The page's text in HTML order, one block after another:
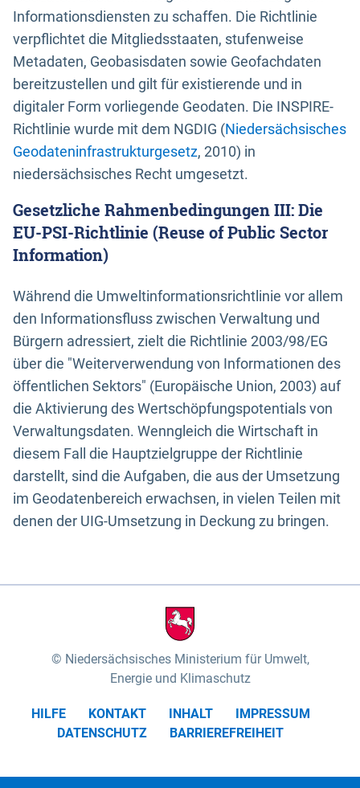
Informationsdiensten zu schaffen. Die Richtlinie
verpflichtet die Mitgliedsstaaten, stufenweise
Metadaten, Geobasisdaten sowie Geofachdaten
bereitzustellen und gilt für existierende und in
digitaler Form vorliegende Geodaten. Die INSPIRE-
Richtlinie wurde mit dem NGDIG (Niedersächsisches
Geodateninfrastrukturgesetz, 2010) in
niedersächsisches Recht umgesetzt.
Gesetzliche Rahmenbedingungen III: Die
EU-PSI-Richtlinie (Reuse of Public Sector
Information)
Während die Umweltinformationsrichtlinie vor allem
den Informationsfluss zwischen Verwaltung und
Bürgern adressiert, zielt die Richtlinie 2003/98/EG
über die "Weiterverwendung von Informationen des
öffentlichen Sektors" (Europäische Union, 2003) auf
die Aktivierung des Wertschöpfungspotentials von
Verwaltungsdaten. Wenngleich die Wirtschaft in
diesem Fall die Hauptzielgruppe der Richtlinie
darstellt, sind die Aufgaben, die aus der Umsetzung
im Geodatenbereich erwachsen, in vielen Teilen mit
denen der UIG-Umsetzung in Deckung zu bringen.
Niedersächsisches Ministerium für Umwelt,
Energie und Klimaschutz
HILFE KONTAKT INHALT
IMPRESSUM
DATENSCHUTZ
BARRIEREFREIHEIT